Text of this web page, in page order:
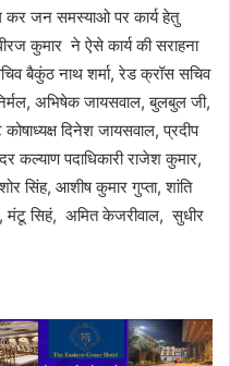
जन समस्याओ पर कार्य हेतु
कुमार ने ऐसे कार्य की सराहना
बैकुंठ नाथ शर्मा, रेड क्रॉस सचिव
अभिषेक जायसवाल, बुलबुल जी,
दिनेश जायसवाल, प्रदीप
कल्याण पदाधिकारी राजेश कुमार,
सिंह, आशीष कुमार गुप्ता, शांति
मंटू सिहं, अमित केजरीवाल, सुधीर